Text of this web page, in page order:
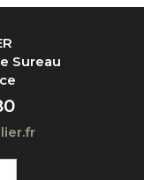
Sureau